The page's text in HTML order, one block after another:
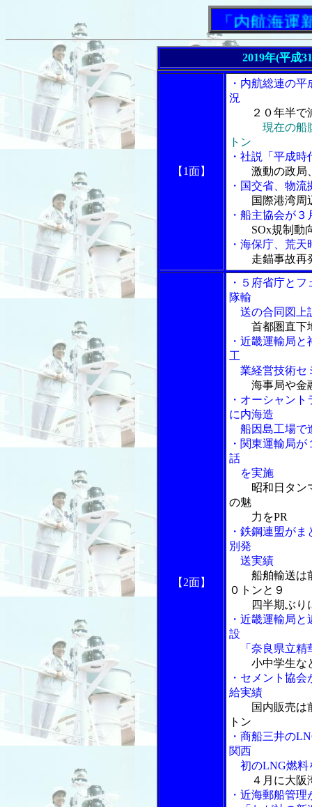
「内航海運新聞
2019年(平成
【1面】
・内航総連の
況
２０年半
現在の船
トン
・社説「平成
激動の政局
・国交省、物
国際港湾周
・船主協会が
SOx規制動
・海保庁、荒
走錨事故再
【2面】
・５府省庁と
隊輸
送の合同図上
首都圏直下
・近畿運輸局
工
業経営技術セ
海事局や金
・オーシャン
に内海造
船因島工場で
・関東運輸局
話
を実施
昭和日タン
の魅
力をPR
・鉄鋼連盟が
別発
送実績
船舶輸送は
０トンと９
四半期ぶり
・近畿運輸局
設
「奈良県立精
小中学生な
・セメント協
給実績
国内販売は
トン
・商船三井の
関西
初のLNG燃料
４月に大阪
・近海郵船管